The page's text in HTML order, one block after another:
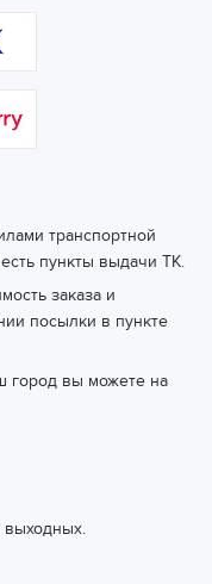
транспортной
пункты выдачи ТК.
заказа и
посылки в пункте
город вы можете на